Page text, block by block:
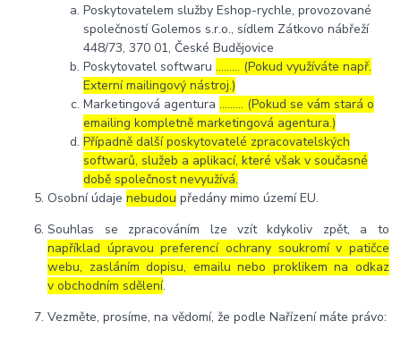
Poskytovatelem služby Eshop-rychle, provozované
společností Golemos s.r.o., sídlem Zátkovo nábřeží
448/73, 370 01, České Budějovice
Poskytovatel softwaru……… (Pokud využíváte např.
Externí mailingový nástroj.)
Marketingová agentura……… (Pokud se vám stará o
emailing kompletně marketingová agentura.)
Případně další poskytovatelé zpracovatelských
softwarů, služeb a aplikací, které však v současné
době společnost nevyužívá.
Osobní údajenebudou předány mimo území EU.
Souhlas se zpracováním lze vzít kdykoliv zpět, a to
například úpravou preferencí ochrany soukromí v patičce
webu, zasláním dopisu, emailu nebo proklikem na odkaz
v obchodním sdělení.
Vezměte, prosíme, na vědomí, že podle Nařízení máte právo: